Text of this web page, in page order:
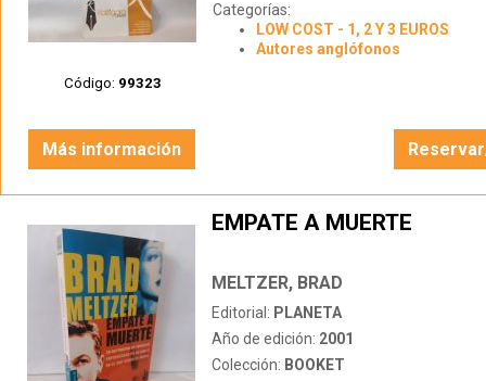
Código: 99323
Categorías:
LOW COST - 1, 2 Y 3 EUROS
Autores anglófonos
Más información
EMPATE A MUERTE
MELTZER, BRAD
Editorial: PLANETA
Año de edición: 2001
Colección: BOOKET